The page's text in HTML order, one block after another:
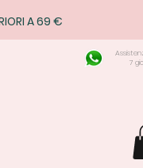
A 69 €
7